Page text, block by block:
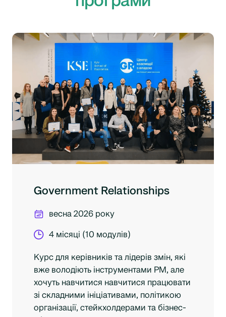
Government Relationships
весна 2026 року
4 місяці (10 модулів)
Курс для керівників та лідерів змін, які
вже володіють інструментами PM, але
хочуть навчитися навчитися працювати
зі складними ініціативами, політикою
організації, стейкхолдерами та бізнес-